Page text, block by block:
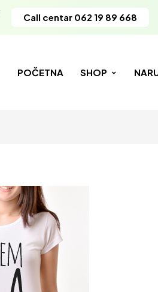
Call centar 062 19 89 668
POČETNA SHOP